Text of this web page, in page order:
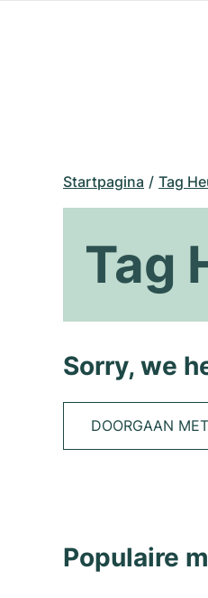
Startpagina Tag
Tag
Sorry, we
DOORGAAN
Populaire